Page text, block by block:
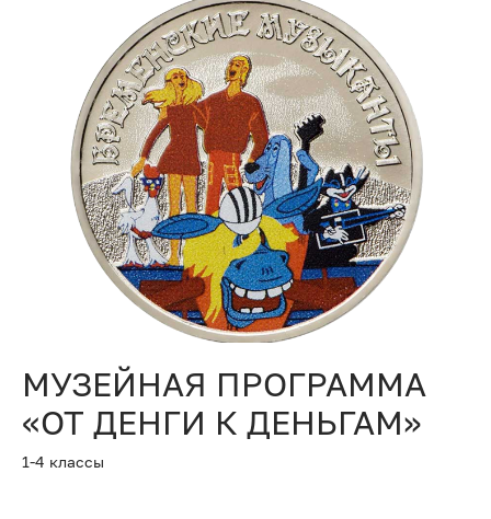
МУЗЕЙНАЯ ПРОГРАММА
«ОТ ДЕНГИ К ДЕНЬГАМ»
1-4 классы